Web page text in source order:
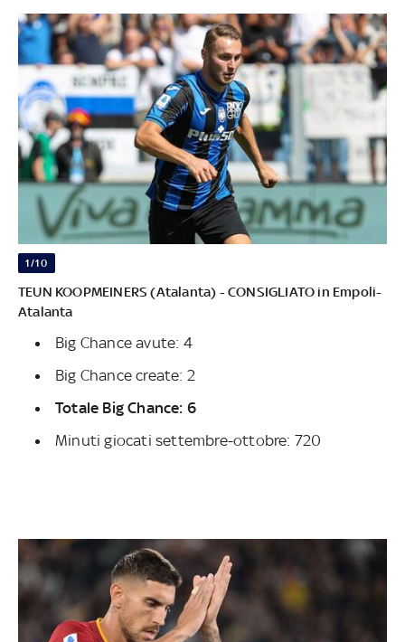
1/10
TEUN KOOPMEINERS (Atalanta) - CONSIGLIATO in Empoli-
Atalanta
Big Chance avute: 4
Big Chance create: 2
Totale Big Chance: 6
Minuti giocati settembre-ottobre: 720